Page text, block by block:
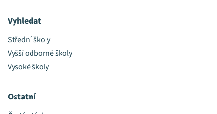
Vyhledat
Střední školy
Vyšší odborné školy
Vysoké školy
Ostatní